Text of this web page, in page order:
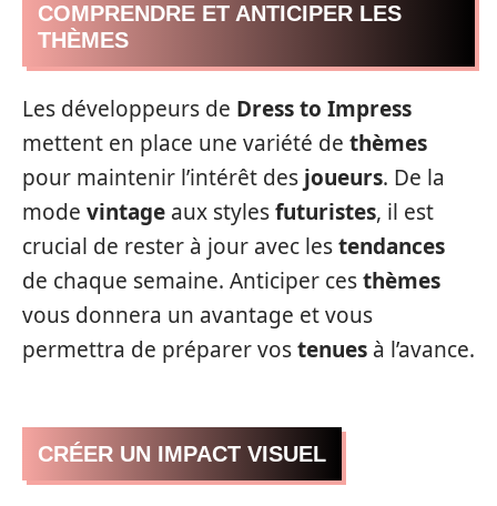
COMPRENDRE ET ANTICIPER LES
THÈMES
Les développeurs de Dress to Impress
mettent en place une variété de thèmes
pour maintenir l’intérêt des joueurs. De la
mode vintage aux stylesfuturistes, il est
crucial de rester à jour avec lestendances
de chaque semaine. Anticiper cesthèmes
vous donnera un avantage et vous
permettra de préparer vostenues à l’avance.
CRÉER UN IMPACT VISUEL